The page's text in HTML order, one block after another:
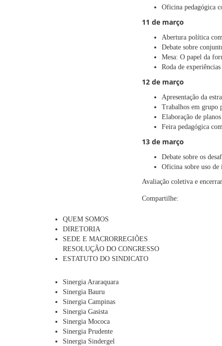
Oficina pedagógica
11 de março
Abertura política
Debate sobre
Mesa: O papel da
Roda de
12 de março
Apresentação da
Trabalhos em grupo
Elaboração de
Feira pedagógica
13 de março
Debate sobre os
Oficina sobre uso
Avaliação coletiva e
Compartilhe:
QUEM SOMOS
DIRETORIA
SEDE E MACRORREGIÕES
RESOLUÇÃO DO CONGRESSO
ESTATUTO DO SINDICATO
Sinergia Araraquara
Sinergia Bauru
Sinergia Campinas
Sinergia Gasista
Sinergia Mococa
Sinergia Prudente
Sinergia Sindergel